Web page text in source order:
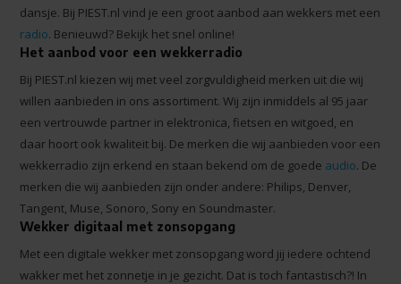
dansje. Bij PIEST.nl vind je een groot aanbod aan wekkers met een
radio. Benieuwd? Bekijk het snel online!
Het aanbod voor een wekkerradio
Bij PIEST.nl kiezen wij met veel zorgvuldigheid merken uit die wij
willen aanbieden in ons assortiment. Wij zijn inmiddels al 95 jaar
een vertrouwde partner in elektronica, fietsen en witgoed, en
daar hoort ook kwaliteit bij. De merken die wij aanbieden voor een
wekkerradio zijn erkend en staan bekend om de goede audio. De
merken die wij aanbieden zijn onder andere: Philips, Denver,
Tangent, Muse, Sonoro, Sony en Soundmaster.
Wekker digitaal met zonsopgang
Met een digitale wekker met zonsopgang word jij iedere ochtend
wakker met het zonnetje in je gezicht. Dat is toch fantastisch?! In